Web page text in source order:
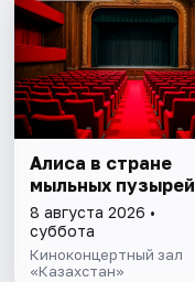
Алиса в стране
мыльных пузырей
8 августа 2026 •
суббота
Киноконцертный зал
«Казахстан»